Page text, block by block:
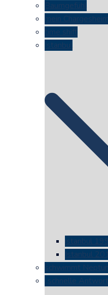
Baumgefühl
mein
time shift
Istanbul
istanbul
Istanbul
schwimmt
„schnelle